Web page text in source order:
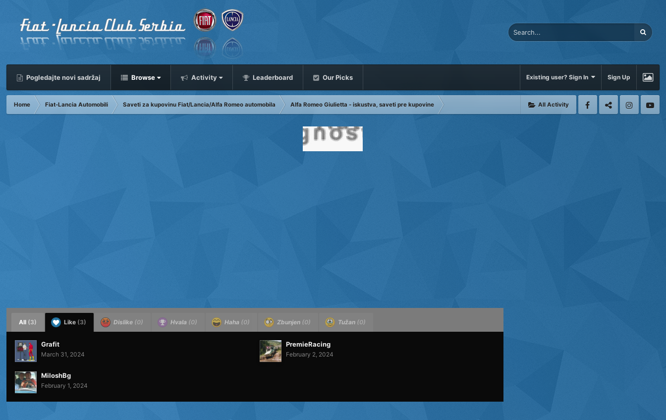
Pogledajte novi sadržaj Browse Activity Leaderboard Our Picks Existing user? Sign In Sign Up
All Activity
Home Fiat-Lancia Automobili Saveti za kupovinu Fiat/Lancia/Alfa Romeo automobila Alfa Romeo Giulietta - iskustva, saveti pre kupovine
All (3) Like (3) Dislike (0) Hvala (0) Haha (0) Zbunjen (0) Tužan (0)
Grafit
March 31, 2024
PremieRacing
February 2, 2024
MiloshBg
February 1, 2024